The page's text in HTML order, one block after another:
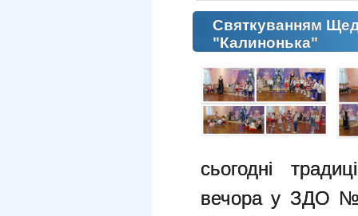
Святкуванням
"Калинонька"
сьогодні
вечора у ЗДО